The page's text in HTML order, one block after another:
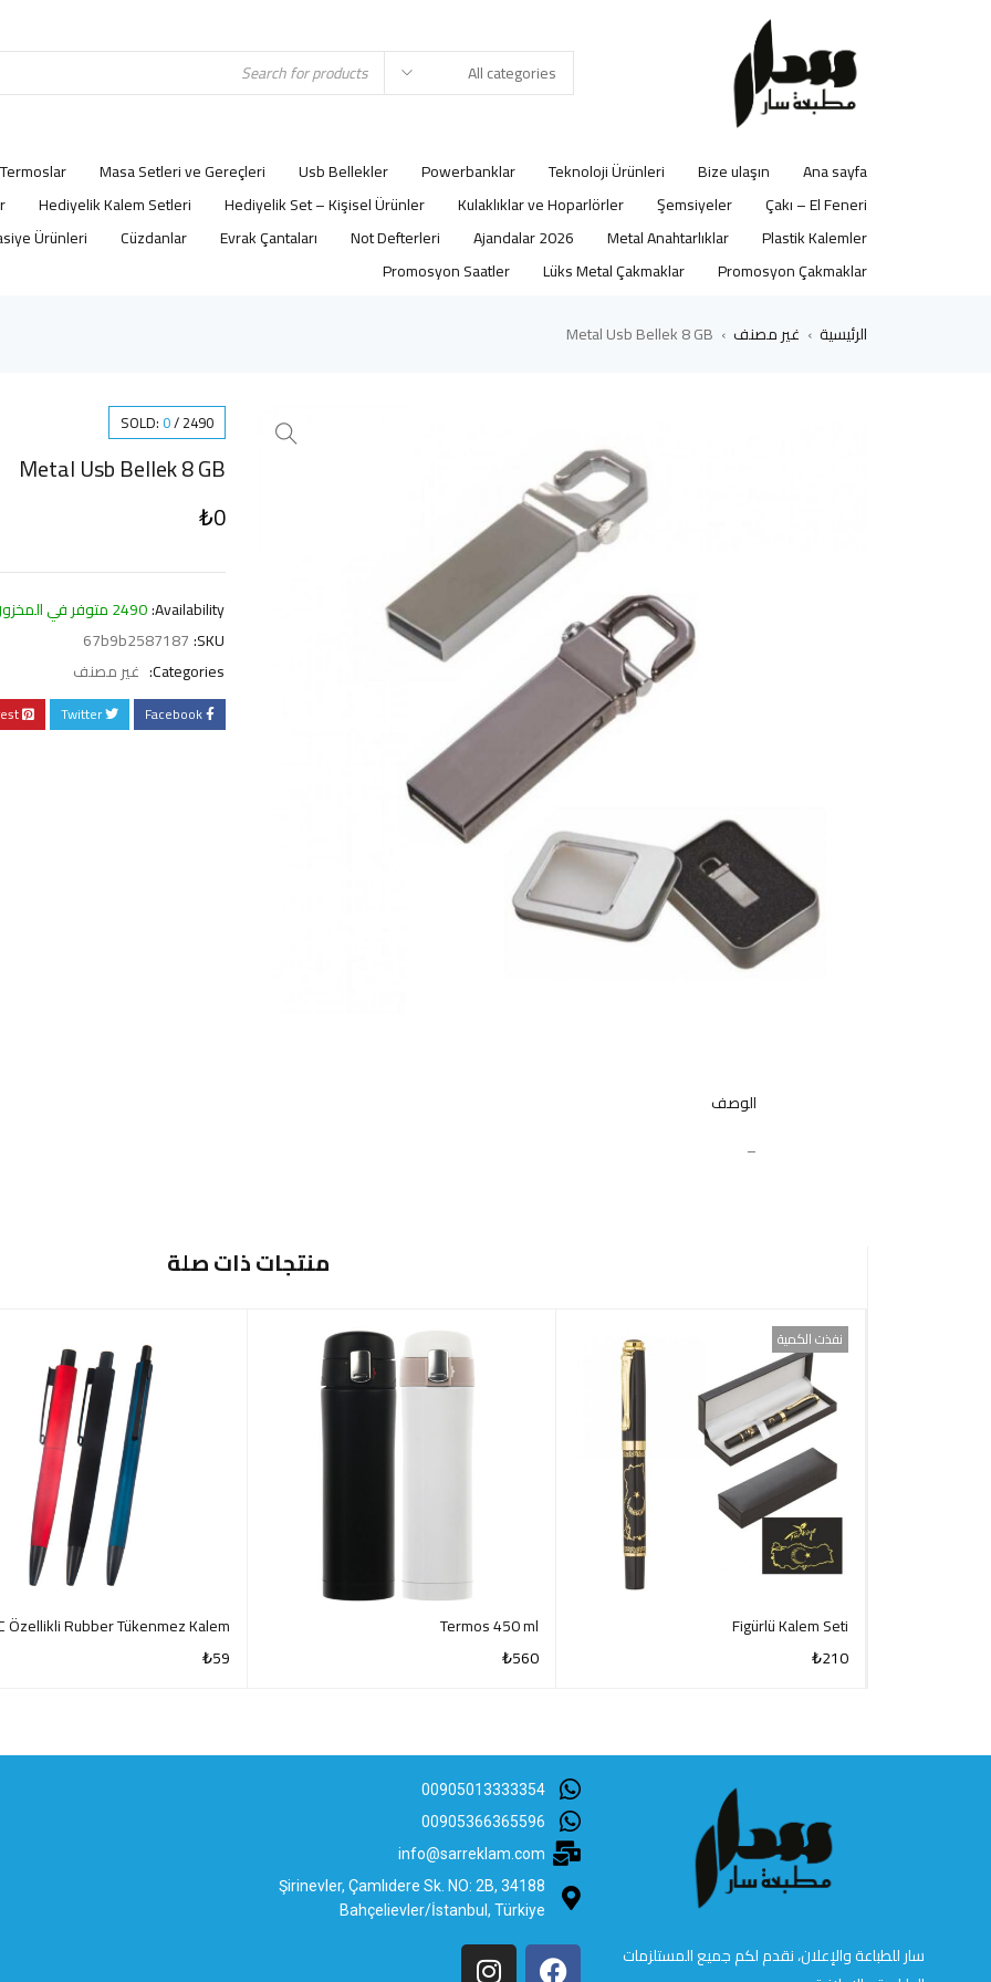
Ana sayfa
Bize ulaşın
Teknoloji Ürünleri
Powerbanklar
Usb Bellekler
Masa Setleri ve Gereçleri
Termoslar
Çakı – El Feneri
Şemsiyeler
Kulaklıklar ve Hoparlörler
Hediyelik Set – Kişisel Ürünler
Hediyelik Kalem Setleri
Plastik Kalemler
Metal Anahtarlıklar
2026 Ajandalar
Not Defterleri
Evrak Çantaları
Cüzdanlar
Ürünleri
Promosyon Çakmaklar
Lüks Metal Çakmaklar
Promosyon Saatler
الرئيسية › غير مصنف ›
Metal Usb Bellek 8 GB
SOLD: 0/2490
Metal Usb Bellek 8 GB
₺0
Availability: 2490 متوفر في المخزون
SKU:
67b9b2587187
Categories: غير مصنف
Facebook
Twitter
الوصف
–
منتجات ذات صلة
نفذت الكمية
Figürlü Kalem Seti
₺210
Termos 450 ml
₺560
Özellikli Rubber Tükenmez Kalem
₺59
سار للطباعة والإعلان، نقدم لكم جميع المستلزمات
00905013333354
00905366365596
info@sarreklam.com
Şirinevler, Çamlıdere Sk. NO: 2B, 34188
Bahçelievler/İstanbul, Türkiye